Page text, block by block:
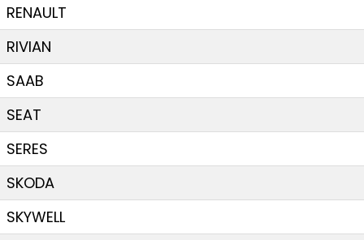
RENAULT
RIVIAN
SAAB
SEAT
SERES
SKODA
SKYWELL